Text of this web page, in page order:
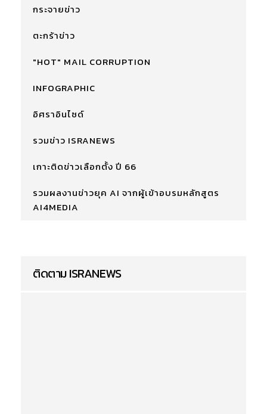
กระจายข่าว
ตะกร้าข่าว
"HOT" MAIL CORRUPTION
INFOGRAPHIC
อิศราอินไซด์
รวมข่าว ISRANEWS
เกาะติดข่าวเลือกตั้ง ปี 66
รวมผลงานข่าวยุค AI จากผู้เข้าอบรมหลักสูตร
AI4MEDIA
ติดตาม ISRANEWS